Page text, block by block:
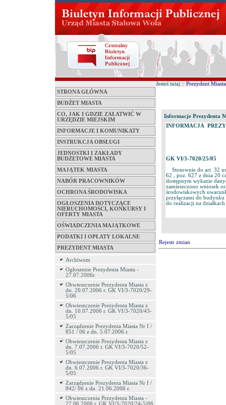
STRONA GŁÓWNA
BUDŻET MIASTA
CO, JAK I GDZIE ZAŁATWIĆ W
URZĘDZIE MIEJSKIM
INFORMACJE I KOMUNIKATY
INSTRUKCJA OBSŁUGI
JEDNOSTKI I ZAKŁADY
BUDŻETOWE MIASTA
MAJĄTEK MIASTA
NABÓR PRACOWNIKÓW
OCHRONA ŚRODOWISKA
OGŁOSZENIA DOTYCZĄCE
NIERUCHOMOŚCI, KONKURSY I
OFERTY MIASTA
OŚWIADCZENIA MAJĄTKOWE
PODATKI I OPŁATY LOKALNE
PREZYDENT MIASTA
Archiwum
Ogłoszenie Prezydenta Miasta -
27.07.2006r.
Obwieszczenie Prezydenta Miasta z
dn. 20.07.2006 r. GK VI/3-7020/29-
5/06
Obwieszczenie Prezydenta Miasta z
dn. 10.07.2006 r. GK VI/3-7020/43-
5/05
Zarządzenie Prezydenta Miasta Nr I /
851 / 06 z dn. 5.07.2006 r.
Obwieszczenie Prezydenta Miasta z
dn. 7.07.2006 r. GK VI/3-7020/52-
5/05
Obwieszczenie Prezydenta Miasta z
dn. 6.07.2006 r. GK VI/3-7020/36-
5/05
Zarządzenie Prezydenta Miasta Nr I /
842/ 06 z dn. 21.06.2006 r.
Obwieszczenia Prezydenta Miasta -
27.06.2006 r. GK VI/3-7020/24-5/06
Jesteś tutaj :: Prezydent Miasta
Informacje Prezydenta
INFORMACJA
GK VI/3-7020/25/05
Stosownie do art. 32
62 , poz. 627 z dnia 20
dostępnym wykazie
zamieszczono wniosek
środowiskowych
przyłączami do
do realizacji na
Rejestr zmian